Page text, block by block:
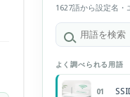
1627語から設定名・
よく調べられる用語
01